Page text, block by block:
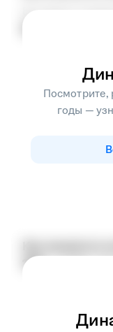
Посмотрите,
годы —
192